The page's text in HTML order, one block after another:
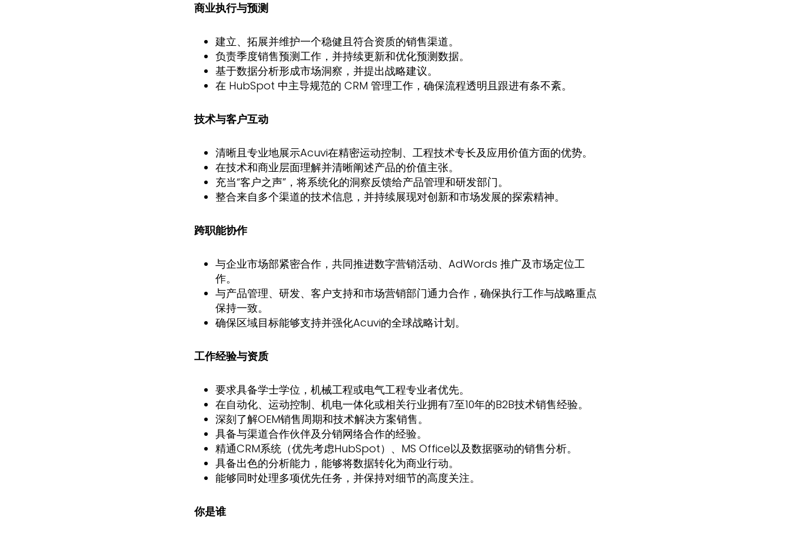
商业执行与预测
建立、拓展并维护一个稳健且符合资质的销售渠道。
负责季度销售预测工作，并持续更新和优化预测数据。
基于数据分析形成市场洞察，并提出战略建议。
在 HubSpot 中主导规范的 CRM 管理工作，确保流程透明且跟进有条不紊。
技术与客户互动
清晰且专业地展示Acuvi在精密运动控制、工程技术专长及应用价值方面的优势。
在技术和商业层面理解并清晰阐述产品的价值主张。
充当“客户之声”，将系统化的洞察反馈给产品管理和研发部门。
整合来自多个渠道的技术信息，并持续展现对创新和市场发展的探索精神。
跨职能协作
与企业市场部紧密合作，共同推进数字营销活动、AdWords 推广及市场定位工
作。
与产品管理、研发、客户支持和市场营销部门通力合作，确保执行工作与战略重点
保持一致。
确保区域目标能够支持并强化Acuvi的全球战略计划。
工作经验与资质
要求具备学士学位，机械工程或电气工程专业者优先。
在自动化、运动控制、机电一体化或相关行业拥有7至10年的B2B技术销售经验。
深刻了解OEM销售周期和技术解决方案销售。
具备与渠道合作伙伴及分销网络合作的经验。
精通CRM系统（优先考虑HubSpot）、MS Office以及数据驱动的销售分析。
具备出色的分析能力，能够将数据转化为商业行动。
能够同时处理多项优先任务，并保持对细节的高度关注。
你是谁